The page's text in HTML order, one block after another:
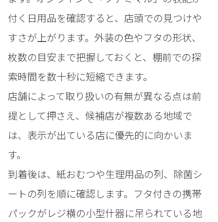
付く日用品を確認すると、店頭での見つけや
すさが上がります。外装の色やフタの形状、
枚数の目安まで把握しておくと、棚前での探
索時間を数十秒に短縮できます。
店舗によって取り扱いの有無が異なる点は前
提として押さえ、候補店が複数ある地域で
は、表示が出ている店に優先的に向かいま
す。
到着後は、紙おむつや生理用品の列、除菌シ
ートの列を順に確認します。フタ付きの携帯
パックがレジ横の小型什器に吊られている地